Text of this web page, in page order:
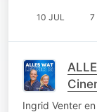
10 JUL 7
Ingrid Venter